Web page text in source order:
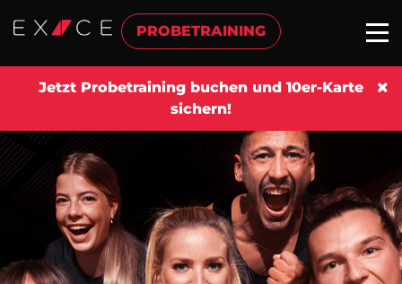
PROBETRAINING
Jetzt Probetraining buchen und 10er-Karte
sichern!